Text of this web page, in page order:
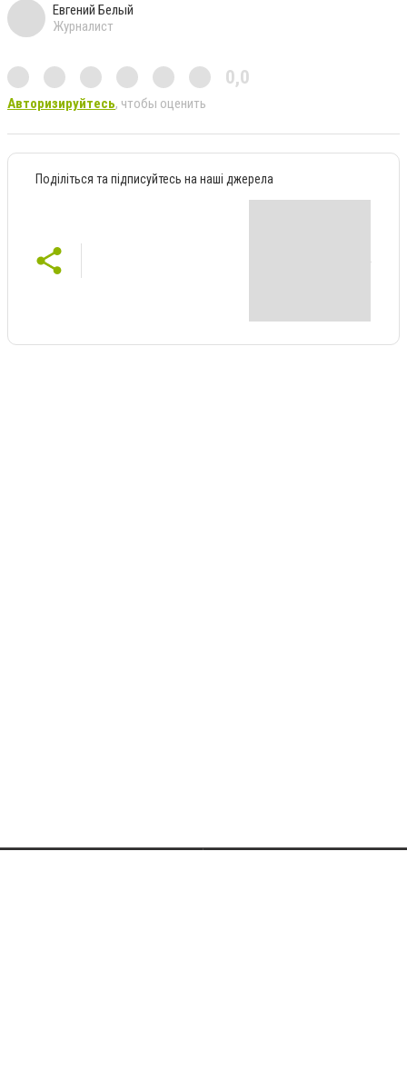
Евгений Белый
Журналист
0,0
Авторизируйтесь, чтобы оценить
Поділіться та підписуйтесь на наші джерела